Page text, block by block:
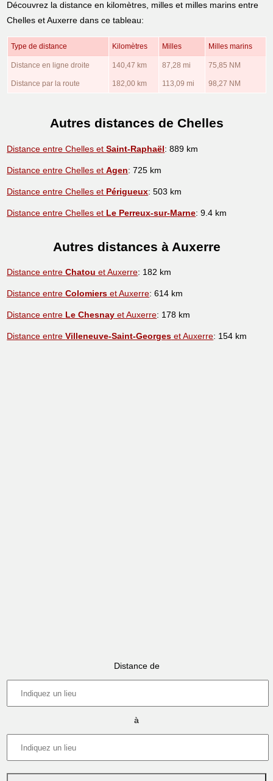
Découvrez la distance en kilomètres, milles et milles marins entre
Chelles et Auxerre dans ce tableau:
Type de distance Kilomètres Milles Milles marins
Distance en ligne droite 140,47 km 87,28 mi 75,85 NM
Distance par la route 182,00 km 113,09 mi 98,27 NM
Autres distances de Chelles
Distance entre Chelles etSaint-Raphaël: 889 km
Distance entre Chelles etAgen: 725 km
Distance entre Chelles et Périgueux: 503 km
Distance entre Chelles et Le Perreux-sur-Marne: 9.4 km
Autres distances à Auxerre
Distance entreChatou et Auxerre: 182 km
Distance entreColomiers et Auxerre: 614 km
Distance entre Le Chesnay et Auxerre: 178 km
Distance entreVilleneuve-Saint-Georges et Auxerre: 154 km
Distance de
à